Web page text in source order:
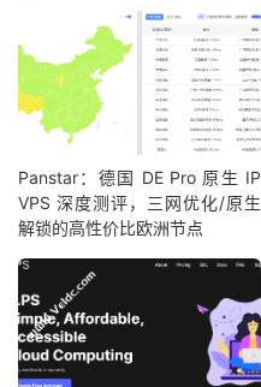
Panstar：德国 DE Pro 原生 IP
VPS 深度测评，三网优化/原生
解锁的高性价比欧洲节点